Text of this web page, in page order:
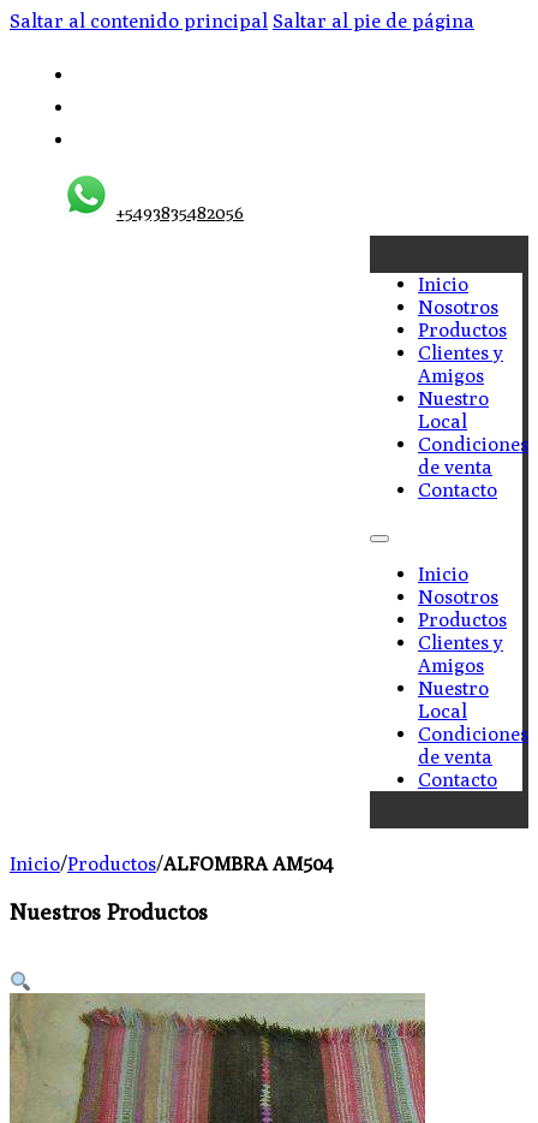
Saltar al contenido principal Saltar al pie de página
+5493835482056
Inicio
Nosotros
Productos
Clientes y
Amigos
Nuestro
Local
Condiciones
de venta
Contacto
Inicio
Nosotros
Productos
Clientes y
Amigos
Nuestro
Local
Condiciones
de venta
Contacto
Inicio/Productos/ALFOMBRA AM504
Nuestros Productos